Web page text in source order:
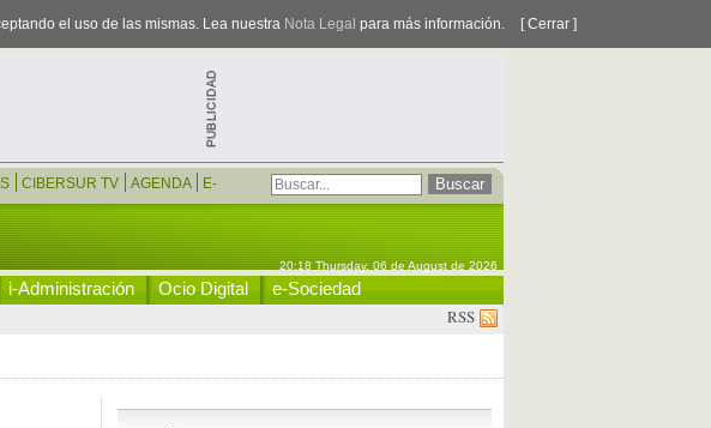
el uso de las mismas. Lea nuestra Nota Legal para más información. [ Cerrar ]
CIBERSUR TV AGENDA
E-
20:18 Thursday, 06 de August de 2026
i-Administración Ocio Digital e-Sociedad
RSS